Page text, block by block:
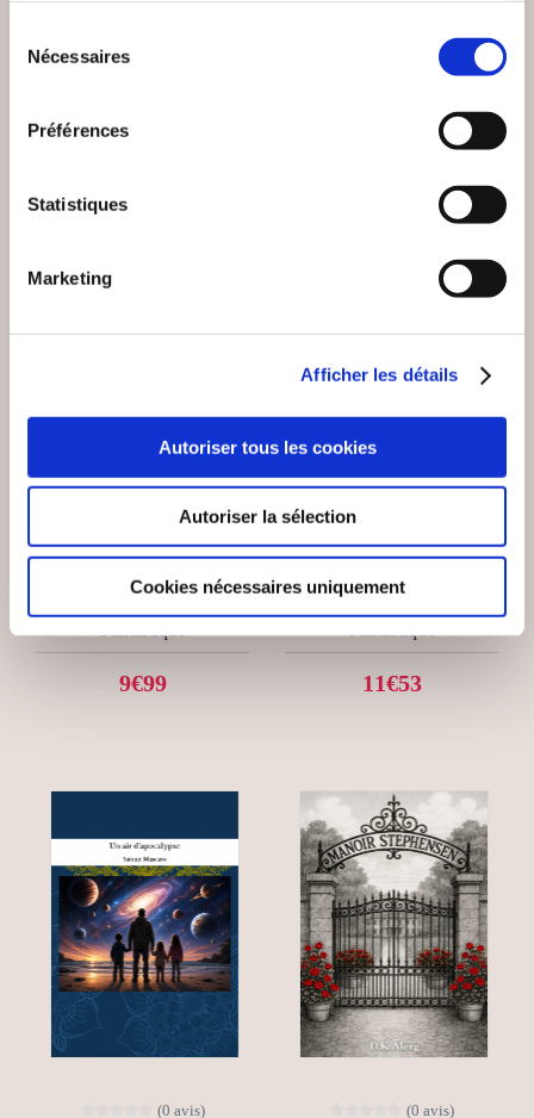
Nécessaires
Préférences
Statistiques
Marketing
Afficher les détails
Autoriser tous les cookies
Autoriser la sélection
Cookies nécessaires uniquement
Marc Gérémie
LES ROYAUMES DE
LA PIERRE BLANCHE
9€99
DUPONT Tatiana chero
DARK SHADOW, LE
TÉNÈBRES.
11€53
(0 avis) (0 avis)